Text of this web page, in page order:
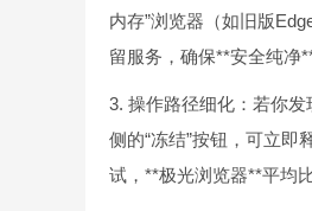
内存”浏览器（如旧版
留服务，确保**安全纯净
3. 操作路径细化：若你
侧的“冻结”按钮，可立
试，**极光浏览器**平均